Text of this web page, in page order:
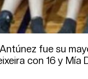
fue su
con 16 y